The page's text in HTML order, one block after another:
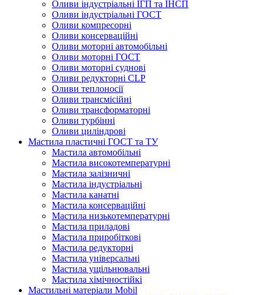
Оливи індустріальні ІГП та ІНСП
Оливи індустріальні ГОСТ
Оливи компресорні
Оливи консерваційні
Оливи моторні автомобільні
Оливи моторні ГОСТ
Оливи моторні суднові
Оливи редукторні CLP
Оливи теплоносії
Оливи трансмісійні
Оливи трансформаторні
Оливи турбінні
Оливи циліндрові
Мастила пластичні ГОСТ та ТУ
Мастила автомобільні
Мастила високотемпературні
Мастила залізничні
Мастила індустріальні
Мастила канатні
Мастила консерваційні
Мастила низькотемпературні
Мастила приладові
Мастила приробіткові
Мастила редукторні
Мастила універсальні
Мастила ущільнювальні
Мастила хімічностійкі
Мастильні матеріали Mobil